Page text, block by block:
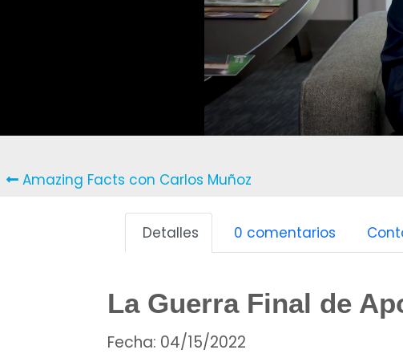
Amazing Facts con Carlos Muñoz
Detalles 0 comentarios
La Guerra Final de
Fecha: 04/15/2022